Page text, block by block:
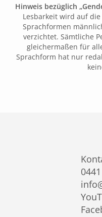
Hinweis bezüglich
Lesbarkeit wird auf
Sprachformen
verzichtet. Sämtliche
gleichermaßen für
Sprachform hat nur